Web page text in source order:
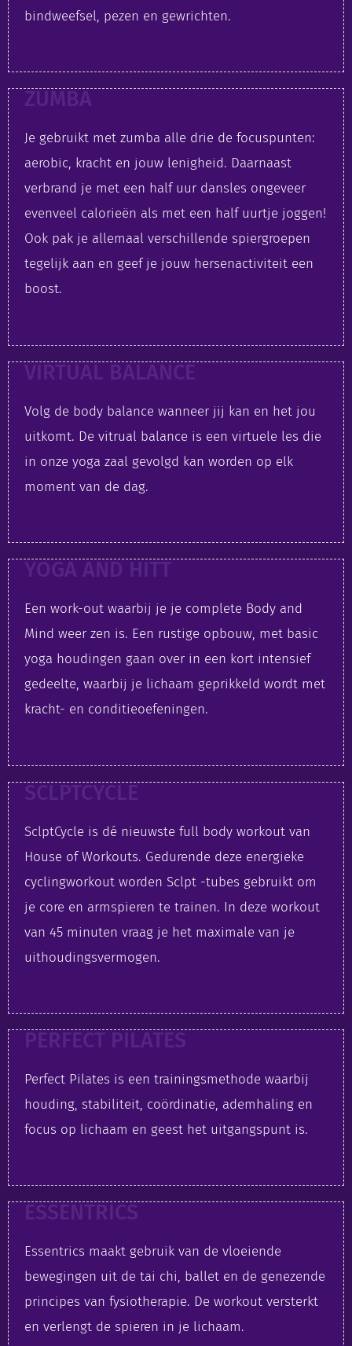
bindweefsel, pezen en gewrichten.
ZUMBA
Je gebruikt met zumba alle drie de focuspunten:
aerobic, kracht en jouw lenigheid. Daarnaast
verbrand je met een half uur dansles ongeveer
evenveel calorieën als met een half uurtje joggen!
Ook pak je allemaal verschillende spiergroepen
tegelijk aan en geef je jouw hersenactiviteit een
boost.
VIRTUAL BALANCE
Volg de body balance wanneer jij kan en het jou
uitkomt. De vitrual balance is een virtuele les die
in onze yoga zaal gevolgd kan worden op elk
moment van de dag.
YOGA AND HITT
Een work-out waarbij je je complete Body and
Mind weer zen is. Een rustige opbouw, met basic
yoga houdingen gaan over in een kort intensief
gedeelte, waarbij je lichaam geprikkeld wordt met
kracht- en conditieoefeningen.
SCLPTCYCLE
SclptCycle is dé nieuwste full body workout van
House of Workouts. Gedurende deze energieke
cyclingworkout worden Sclpt -tubes gebruikt om
je core en armspieren te trainen. In deze workout
van 45 minuten vraag je het maximale van je
uithoudingsvermogen.
PERFECT PILATES
Perfect Pilates is een trainingsmethode waarbij
houding, stabiliteit, coördinatie, ademhaling en
focus op lichaam en geest het uitgangspunt is.
ESSENTRICS
Essentrics maakt gebruik van de vloeiende
bewegingen uit de tai chi, ballet en de genezende
principes van fysiotherapie. De workout versterkt
en verlengt de spieren in je lichaam.